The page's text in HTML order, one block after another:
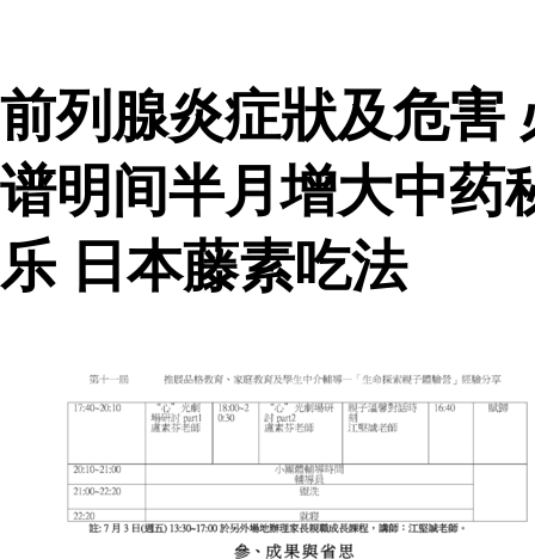
前列腺炎症狀及危害
谱明间半月增大中药
乐 日本藤素吃法